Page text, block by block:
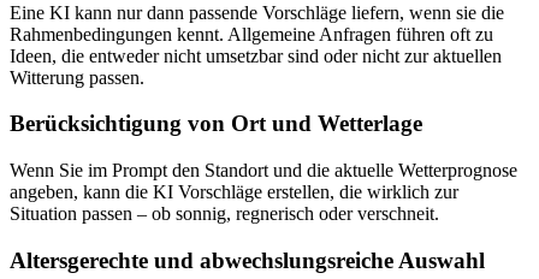
Eine KI kann nur dann passende Vorschläge liefern, wenn sie die
Rahmenbedingungen kennt. Allgemeine Anfragen führen oft zu
Ideen, die entweder nicht umsetzbar sind oder nicht zur aktuellen
Witterung passen.
Berücksichtigung von Ort und Wetterlage
Wenn Sie im Prompt den Standort und die aktuelle Wetterprognose
angeben, kann die KI Vorschläge erstellen, die wirklich zur
Situation passen – ob sonnig, regnerisch oder verschneit.
Altersgerechte und abwechslungsreiche Auswahl